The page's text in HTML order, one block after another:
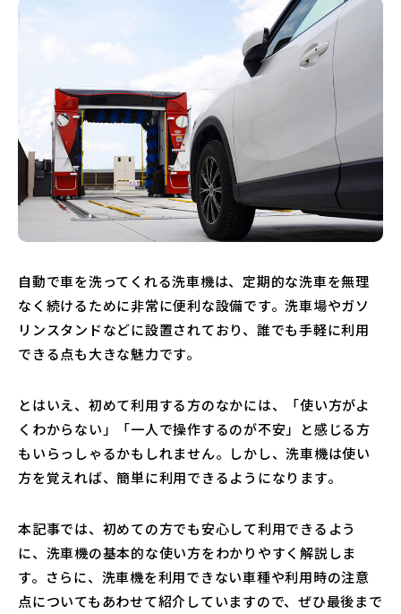
自動で車を洗ってくれる洗車機は、定期的な洗車を無理
なく続けるために非常に便利な設備です。洗車場やガソ
リンスタンドなどに設置されており、誰でも手軽に利用
できる点も大きな魅力です。
とはいえ、初めて利用する方のなかには、「使い方がよ
くわからない」「一人で操作するのが不安」と感じる方
もいらっしゃるかもしれません。しかし、洗車機は使い
方を覚えれば、簡単に利用できるようになります。
本記事では、初めての方でも安心して利用できるよう
に、洗車機の基本的な使い方をわかりやすく解説しま
す。さらに、洗車機を利用できない車種や利用時の注意
点についてもあわせて紹介していますので、ぜひ最後まで